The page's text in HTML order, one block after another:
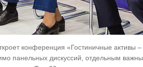
конференция «Гостиничные активы –
панельных дискуссий, отдельным